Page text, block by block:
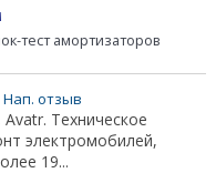
тест амортизаторов
Нап. отзыв
Техническое
электромобилей,
19...